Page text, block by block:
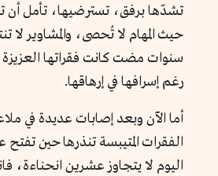
تشدّها برفق، تسترضيها، تأمل أن
حيث المهام لا تُحصى، والمشاوير
سنوات مضت كانت فقراتها
رغم إسرافها في إرهاقها.
أما الآن وبعد إصابات عديدة في
الفقرات المتيبسة تنذرها حين
اليوم لا يتجاوز عشرين انحناءة،